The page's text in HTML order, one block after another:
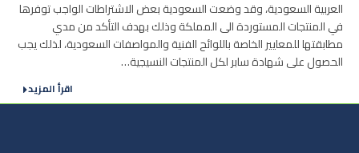
العربية السعودية، وقد وضعت السعودية بعض الاشتراطات الواجب توفرها
في المنتجات المستوردة الى المملكة وذلك بهدف التأكد من مدي
مطابقتها للمعايير الخاصة باللوائح الفنية والمواصفات السعودية، لذلك يجب
الحصول على شهادة سابر لكل المنتجات النسيجية…
اقرأ المزيد